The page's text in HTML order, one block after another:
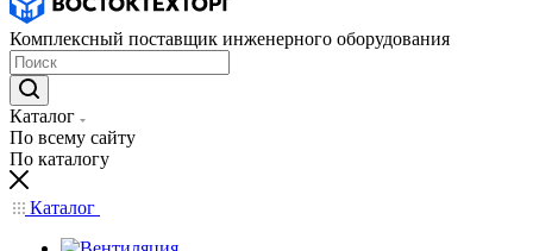
Комплексный поставщик инженерного оборудования
Каталог
По всему сайту
По каталогу
Каталог